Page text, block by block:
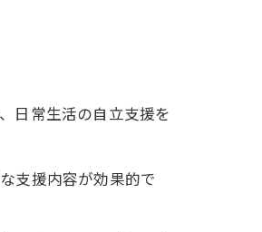
日常生活の自立支援を
支援内容が効果的で